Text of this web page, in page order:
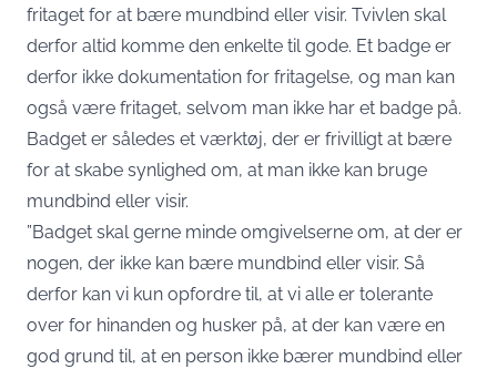
fritaget for at bære mundbind eller visir. Tvivlen skal
derfor altid komme den enkelte til gode. Et badge er
derfor ikke dokumentation for fritagelse, og man kan
også være fritaget, selvom man ikke har et badge på.
Badget er således et værktøj, der er frivilligt at bære
for at skabe synlighed om, at man ikke kan bruge
mundbind eller visir.
”Badget skal gerne minde omgivelserne om, at der er
nogen, der ikke kan bære mundbind eller visir. Så
derfor kan vi kun opfordre til, at vi alle er tolerante
over for hinanden og husker på, at der kan være en
god grund til, at en person ikke bærer mundbind eller